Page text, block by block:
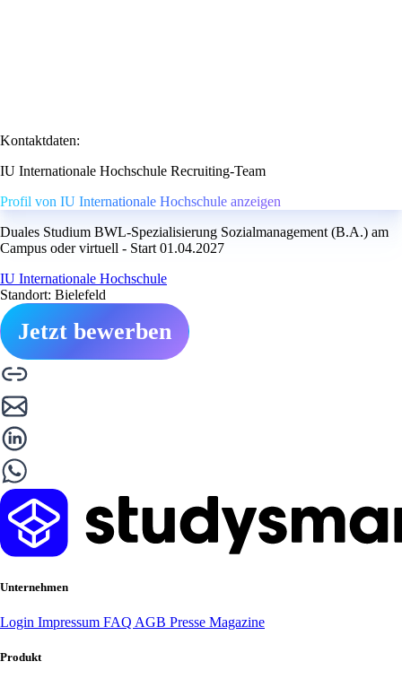
Kontaktdaten:
IU Internationale Hochschule Recruiting-Team
Profil von IU Internationale Hochschule anzeigen
Duales Studium BWL-Spezialisierung Sozialmanagement (B.A.) am
Campus oder virtuell - Start 01.04.2027
IU Internationale Hochschule
Standort: Bielefeld
Jetzt bewerben
Unternehmen
Login Impressum FAQ AGB Presse Magazine
Produkt